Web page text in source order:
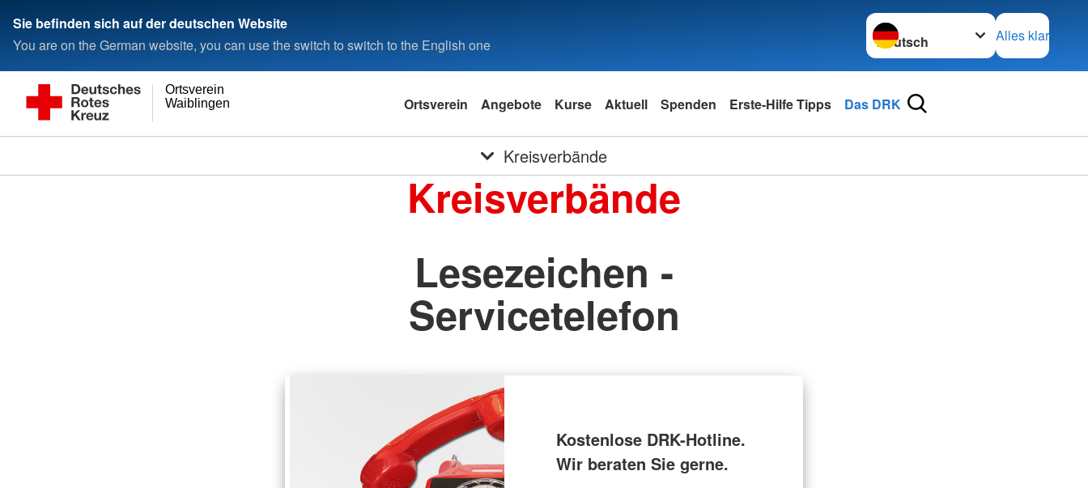
Sie befinden sich auf der deutschen Website
You are on the German website, you can use the switch to switch to the English one
Sprache wechseln zu
Alles klar
Waiblingen
Ortsverein
Ortsverein Angebote Kurse Aktuell Spenden Erste-Hilfe Tipps Das DRK
Kreisverbände
Kreisverbände
Lesezeichen -
Servicetelefon
Kostenlose DRK-Hotline.
Wir beraten Sie gerne.